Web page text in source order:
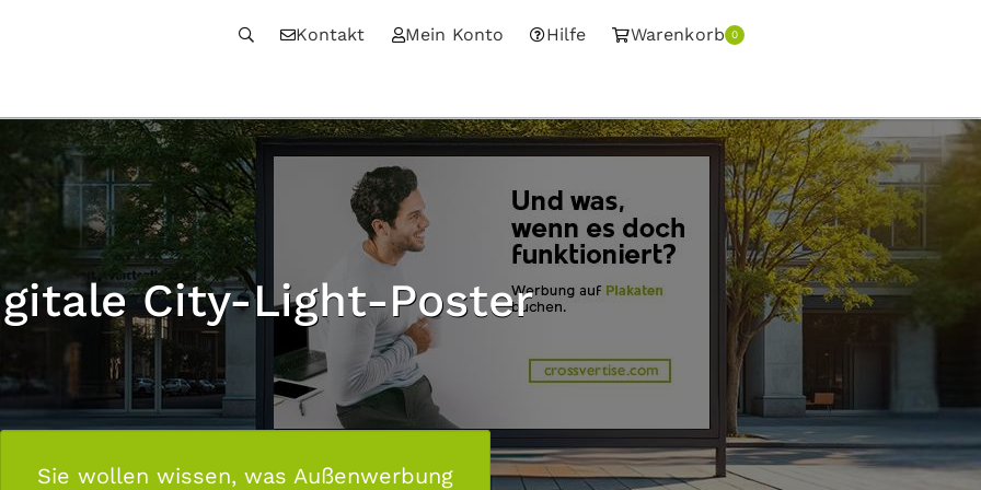
Kontakt Mein Konto Hilfe Warenkorb 0
City-Light-Poster
Sie wollen wissen, was Außenwerbung